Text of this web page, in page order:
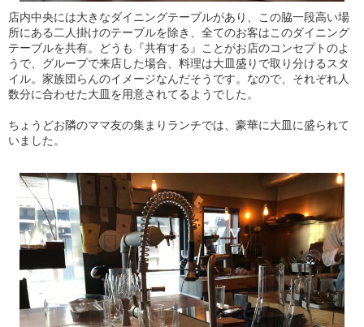
店内中央には大きなダイニングテーブルがあり、この脇一段高い場
所にある二人掛けのテーブルを除き、全てのお客はこのダイニング
テーブルを共有。どうも『共有する』ことがお店のコンセプトのよ
うで、グループで来店した場合、料理は大皿盛りで取り分けるスタ
イル。家族団らんのイメージなんだそうです。なので、それぞれ人
数分に合わせた大皿を用意されてるようでした。
ちょうどお隣のママ友の集まりランチでは、豪華に大皿に盛られて
いました。